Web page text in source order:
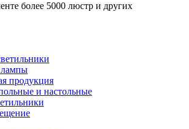
более 5000 люстр и других
продукция
и настольные